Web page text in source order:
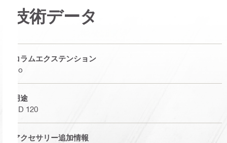
技術データ
コラムエクステンション
No
用途
DD 120
アクセサリー追加情報